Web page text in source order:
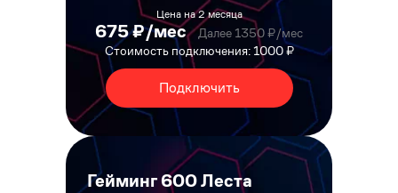
Цена на 2 месяца
675 ₽/мес
Далее 1350 ₽/мес
Стоимость подключения: 1000 ₽
Подключить
Гейминг 600 Леста